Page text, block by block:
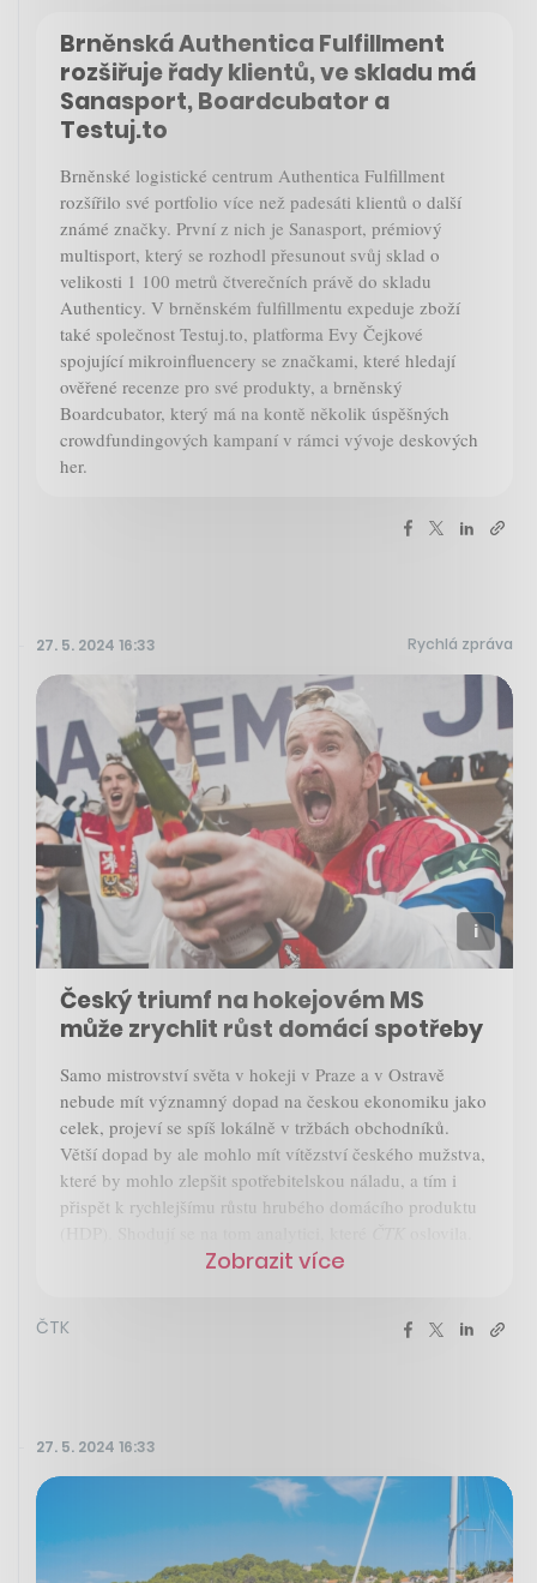
Brněnská Authentica Fulfillment
rozšiřuje řady klientů, ve skladu má
Sanasport, Boardcubator a
Testuj.to
Brněnské logistické centrum Authentica Fulfillment
rozšířilo své portfolio více než padesáti klientů o další
známé značky. První z nich je Sanasport, prémiový
multisport, který se rozhodl přesunout svůj sklad o
velikosti 1 100 metrů čtverečních právě do skladu
Authenticy. V brněnském fulfillmentu expeduje zboží
také společnost Testuj.to, platforma Evy Čejkové
spojující mikroinfluencery se značkami, které hledají
ověřené recenze pro své produkty, a brněnský
Boardcubator, který má na kontě několik úspěšných
crowdfundingových kampaní v rámci vývoje deskových
her.
27. 5. 2024 16:33 Rychlá zpráva
Český triumf na hokejovém MS
může zrychlit růst domácí spotřeby
Samo mistrovství světa v hokeji v Praze a v Ostravě
nebude mít významný dopad na českou ekonomiku jako
celek, projeví se spíš lokálně v tržbách obchodníků.
Větší dopad by ale mohlo mít vítězství českého mužstva,
které by mohlo zlepšit spotřebitelskou náladu, a tím i
přispět k rychlejšímu růstu hrubého domácího produktu
Zobrazit více
ČTK
27. 5. 2024 16:33